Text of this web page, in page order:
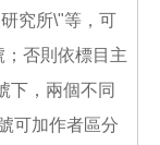
究所\"等，可
否則依標目主
下，兩個不同
可加作者區分